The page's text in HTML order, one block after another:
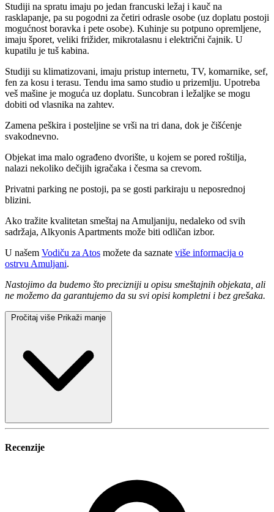
Studiji na spratu imaju po jedan francuski ležaj i kauč na
rasklapanje, pa su pogodni za četiri odrasle osobe (uz doplatu postoji
mogućnost boravka i pete osobe). Kuhinje su potpuno opremljene,
imaju šporet, veliki frižider, mikrotalasnu i električni čajnik. U
kupatilu je tuš kabina.
Studiji su klimatizovani, imaju pristup internetu, TV, komarnike, sef,
fen za kosu i terasu. Tendu ima samo studio u prizemlju. Upotreba
veš mašine je moguća uz doplatu. Suncobran i ležaljke se mogu
dobiti od vlasnika na zahtev.
Zamena peškira i posteljine se vrši na tri dana, dok je čišćenje
svakodnevno.
Objekat ima malo ograđeno dvorište, u kojem se pored roštilja,
nalazi nekoliko dečijih igračaka i česma sa crevom.
Privatni parking ne postoji, pa se gosti parkiraju u neposrednoj
blizini.
Ako tražite kvalitetan smeštaj na Amuljaniju, nedaleko od svih
sadržaja, Alkyonis Apartments može biti odličan izbor.
U našem Vodiču za Atos možete da saznate više informacija o
ostrvu Amuljani.
Nastojimo da budemo što precizniji u opisu smeštajnih objekata, ali
ne možemo da garantujemo da su svi opisi kompletni i bez grešaka.
Pročitaj više Prikaži manje
Recenzije